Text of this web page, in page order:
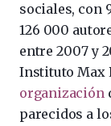
sociales, con
126 000
entre 2007 y
Instituto Max
organización
parecidos a